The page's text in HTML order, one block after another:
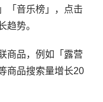
「音乐榜」，点击
趋势。
商品，例如「露营
商品搜索量增长20